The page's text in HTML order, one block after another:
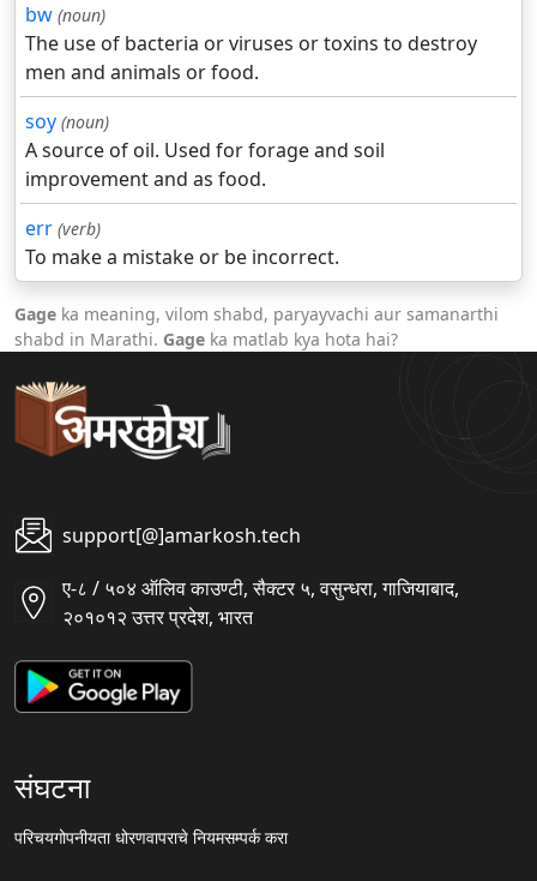
bw (noun)
The use of bacteria or viruses or toxins to destroy
men and animals or food.
soy (noun)
A source of oil. Used for forage and soil
improvement and as food.
err (verb)
To make a mistake or be incorrect.
Gage ka meaning, vilom shabd, paryayvachi aur samanarthi
shabd in Marathi. Gage ka matlab kya hota hai?
support[@]amarkosh.tech
ए-८ / ५०४ ऑलिव काउण्टी, सैक्टर ५, वसुन्धरा, गाजियाबाद,
२०१०१२ उत्तर प्रदेश, भारत
संघटना
परिचयगोपनीयता धोरणवापराचे नियमसम्पर्क करा